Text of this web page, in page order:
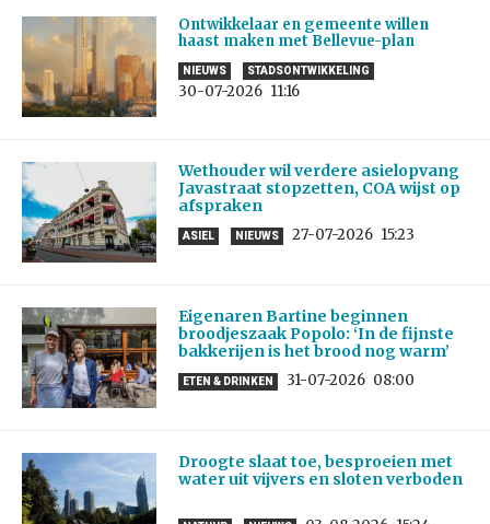
Ontwikkelaar en gemeente willen
haast maken met Bellevue-plan
NIEUWS STADSONTWIKKELING
30-07-2026 11:16
Wethouder wil verdere asielopvang
Javastraat stopzetten, COA wijst op
afspraken
ASIEL NIEUWS 27-07-2026 15:23
Eigenaren Bartine beginnen
broodjeszaak Popolo: ‘In de fijnste
bakkerijen is het brood nog warm’
ETEN & DRINKEN 31-07-2026 08:00
Droogte slaat toe, besproeien met
water uit vijvers en sloten verboden